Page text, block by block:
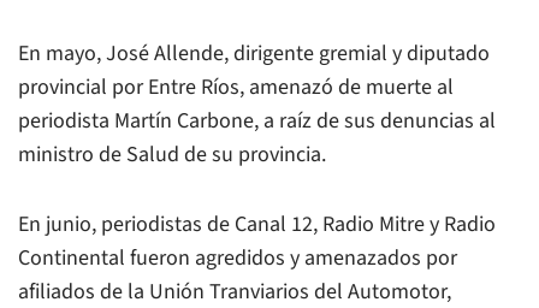
En mayo, José Allende, dirigente gremial y diputado
provincial por Entre Ríos, amenazó de muerte al
periodista Martín Carbone, a raíz de sus denuncias al
ministro de Salud de su provincia.
En junio, periodistas de Canal 12, Radio Mitre y Radio
Continental fueron agredidos y amenazados por
afiliados de la Unión Tranviarios del Automotor,